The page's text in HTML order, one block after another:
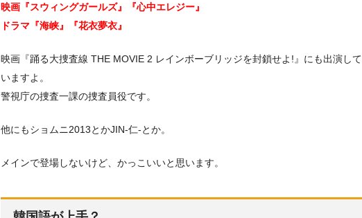
映画『スウィングガールズ』『心中エレジー』
ドラマ『海峡』『花衣夢衣』
映画『踊る大捜査線 THE MOVIE 2 レインボーブリッジを封鎖せよ!』にも出演して
いますよ。
警視庁の捜査一課の捜査員役です。
他にもショムニ2013とかJIN‐仁‐とか。
メインで登場しないけど、かっこいいと思います。